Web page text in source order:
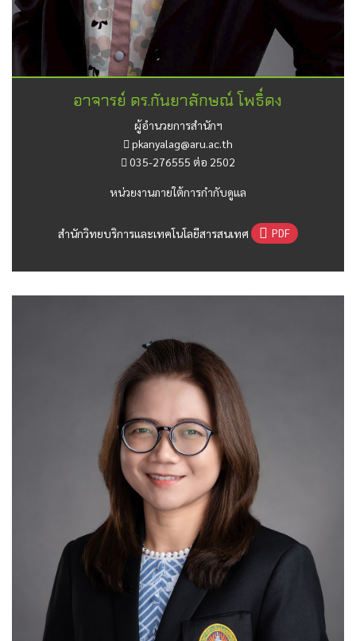
อาจารย์ ดร.กันยาลักษณ์ โพธิ์ดง
ผู้อำนวยการสำนักฯ
pkanyalag@aru.ac.th
035-276555 ต่อ 2502
หน่วยงานภายใต้การกำกับดูแล
สำนักวิทยบริการและเทคโนโลยีสารสนเทศ PDF